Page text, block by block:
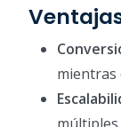
mientras